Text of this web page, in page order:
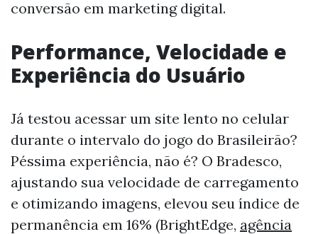
conversão em marketing digital.
Performance, Velocidade e
Experiência do Usuário
Já testou acessar um site lento no celular
durante o intervalo do jogo do Brasileirão?
Péssima experiência, não é? O Bradesco,
ajustando sua velocidade de carregamento
e otimizando imagens, elevou seu índice de
permanência em 16% (BrightEdge, agência